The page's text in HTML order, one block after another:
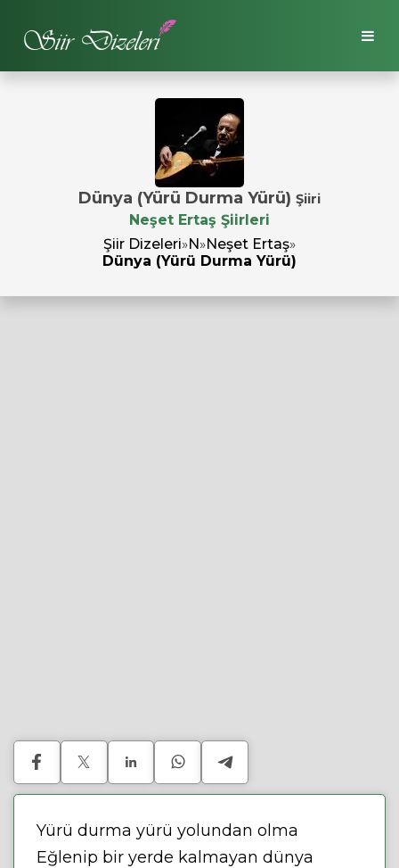
Dünya (Yürü Durma Yürü) Şiiri
Neşet Ertaş Şiirleri
Şiir Dizeleri»N»Neşet Ertaş»
Dünya (Yürü Durma Yürü)
Yürü durma yürü yolundan olma
Eğlenip bir yerde kalmayan dünya